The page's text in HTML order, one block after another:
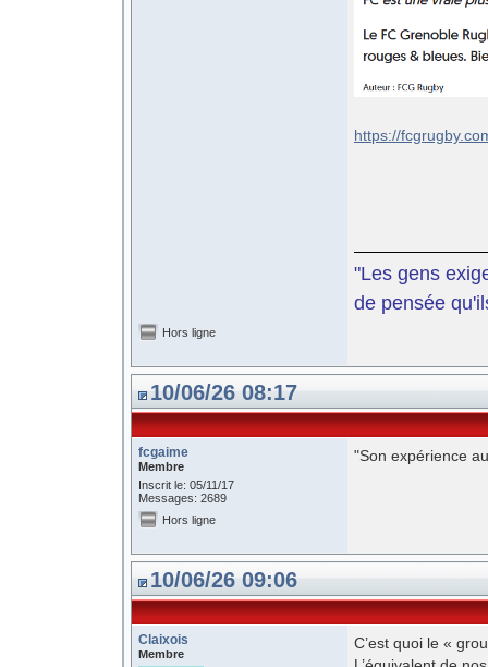
https://
"Les gens
de pensée
Hors ligne
10/06/26 08:17
fcgaime
Membre
Inscrit le: 05/11/17
Messages: 2689
"Son expérience
Hors ligne
10/06/26 09:06
Claixois
Membre
C’est quoi le «